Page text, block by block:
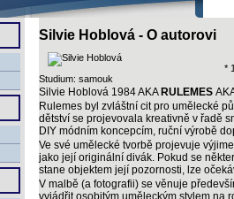
Silvie Hoblová - O autorovi
*
Studium: samouk
Silvie Hoblová 1984 AKA RULEMES
Rulemes byl zvláštní cit pro umělecké
dětství se projevovala kreativně v řadě
DIY módním koncepcím, ruční výrobě
Ve své umělecké tvorbě projevuje
jako její originální divák. Pokud se
stane objektem její pozornosti, lze
V malbě (a fotografii) se věnuje